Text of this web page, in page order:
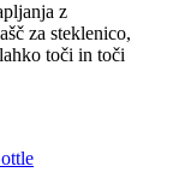
z
za steklenico,
toči in toči